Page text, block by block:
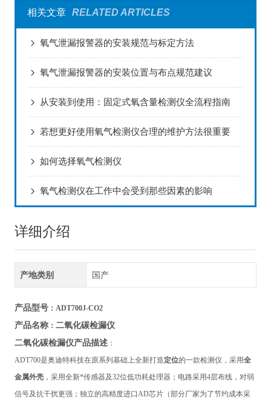
相关文章 RELATED ARTICLES
氧气泄漏报警器的安装规范与标定方法
氧气泄漏报警器的安装位置与布点规范建议
从安装到使用：固定式氧含量检测仪全流程指南
若想更好使用氧气检测仪合理的维护方法很重要
如何选择氧气检测仪
氧气检测仪在工作中会受到那些因素的影响
详细介绍
产地类别 国产
产品型号：ADT700J-CO2
产品名称： 二氧化碳检漏仪
二氧化碳检漏仪产品描述：
ADT700是奥迪特科技在原系列基础上全新打造定位的一款检测仪，采用全
金属外壳，采用全新*传感器及32位低功耗处理器；电路采用4层布线，对弱
信号及抗干扰更强；独立的高精度进口AD芯片（部分厂家为了节约成本采